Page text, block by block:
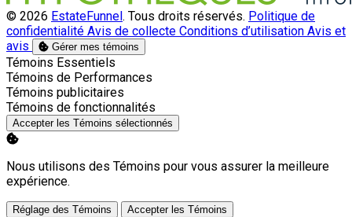
© 2026 EstateFunnel. Tous droits réservés. Politique de
confidentialité Avis de collecte Conditions d’utilisation Avis et
avis
Gérer mes témoins
Activer
Témoins Essentiels
Activer
Témoins de Performances
Activer
Témoins publicitaires
Activer
Témoins de fonctionnalités
Accepter les Témoins sélectionnés
Nous utilisons des Témoins pour vous assurer la meilleure
expérience.
Réglage des Témoins Accepter les Témoins